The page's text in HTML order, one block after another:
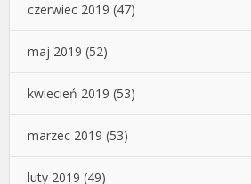
czerwiec 2019 (47)
maj 2019 (52)
kwiecień 2019 (53)
marzec 2019 (53)
luty 2019 (49)